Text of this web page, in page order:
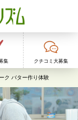
リ
集 クチコミ大募集
ク バター作り体験